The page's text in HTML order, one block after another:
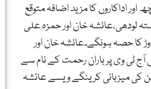
اداکاروں کا مزید اضافہ متوقع
لودھی،عائشہ خان اور حمزہ علی
کا حصہ ہونگے۔عائشہ خان اور
ٹی وی پر باران رحمت کے نام سے
کی میزبانی کرینگے ویسے عائشہ